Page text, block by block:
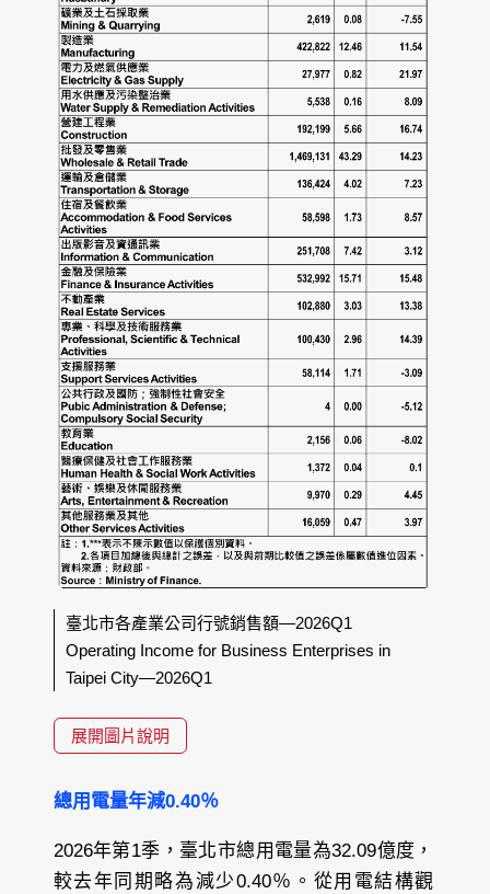
臺北市各產業公司行號銷售額—2026Q1
Operating Income for Business Enterprises in
Taipei City—2026Q1
展開圖片說明
總用電量年減0.40％
2026年第1季，臺北市總用電量為32.09億度，
較去年同期略為減少0.40％。從用電結構觀